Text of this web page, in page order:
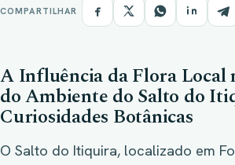
COMPARTILHAR
A Influência da Flora Local
do Ambiente do Salto do
Curiosidades Botânicas
O Salto do Itiquira, localizado em